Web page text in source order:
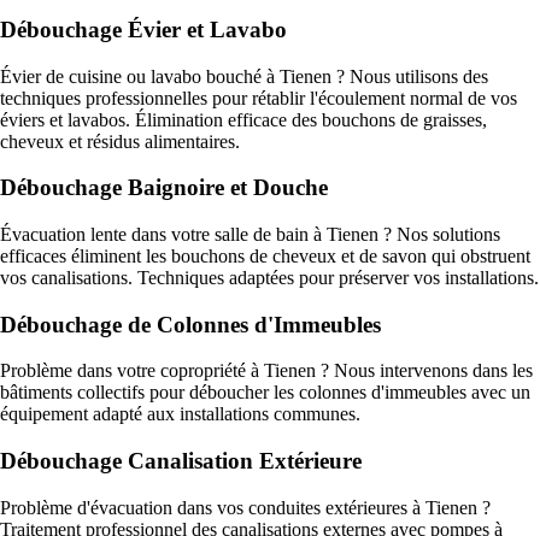
Débouchage Évier et Lavabo
Évier de cuisine ou lavabo bouché à Tienen ? Nous utilisons des
techniques professionnelles pour rétablir l'écoulement normal de vos
éviers et lavabos. Élimination efficace des bouchons de graisses,
cheveux et résidus alimentaires.
Débouchage Baignoire et Douche
Évacuation lente dans votre salle de bain à Tienen ? Nos solutions
efficaces éliminent les bouchons de cheveux et de savon qui obstruent
vos canalisations. Techniques adaptées pour préserver vos installations.
Débouchage de Colonnes d'Immeubles
Problème dans votre copropriété à Tienen ? Nous intervenons dans les
bâtiments collectifs pour déboucher les colonnes d'immeubles avec un
équipement adapté aux installations communes.
Débouchage Canalisation Extérieure
Problème d'évacuation dans vos conduites extérieures à Tienen ?
Traitement professionnel des canalisations externes avec pompes à